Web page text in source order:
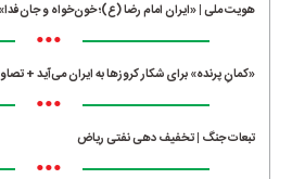
هویت ملی | «ایران امام رضا (ع)؛ خون‌خواه و جان‌فدا»
•••
«کمانِ پرنده» برای شکار کروزها به ایران می‌آید +
•••
تبعات جنگ | تخفیف دهی نفتی ریاض
•••